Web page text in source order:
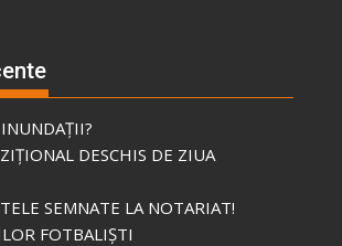
DESCHIS DE ZIUA
SEMNATE LA NOTARIAT!
FOTBALIȘTI